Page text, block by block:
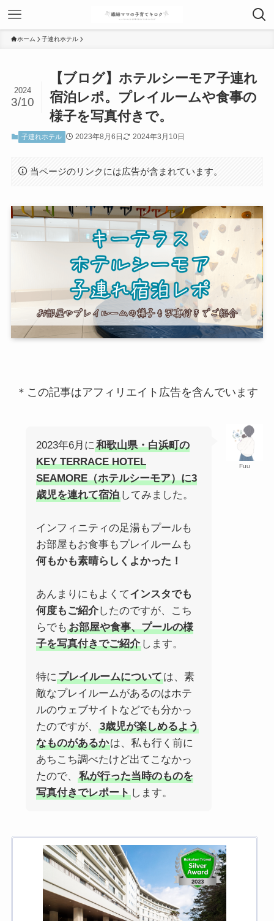
ホーム 子連れホテル
【ブログ】ホテルシーモア子連れ
宿泊レポ。プレイルームや食事の
様子を写真付きで。
2024
3/10
子連れホテル 2023年8月6日 2024年3月10日
当ページのリンクには広告が含まれています。
＊この記事はアフィリエイト広告を含んでいます
Fuu
2023年6月に和歌山県・白浜町の
KEY TERRACE HOTEL
SEAMORE（ホテルシーモア）に3
歳児を連れて宿泊してみました。
インフィニティの足湯もプールも
お部屋もお食事もプレイルームも
何もかも素晴らしくよかった！
あんまりにもよくてインスタでも
何度もご紹介したのですが、こち
らでも お部屋や食事、プールの様
子を写真付きでご紹介します。
特にプレイルームについては、素
敵なプレイルームがあるのはホテ
ルのウェブサイトなどでも分かっ
たのですが、
3歳児が楽しめるよう
なものがあるかは、私も行く前に
あちこち調べたけど出てこなかっ
たので、
私が行った当時のものを
写真付きでレポートします。